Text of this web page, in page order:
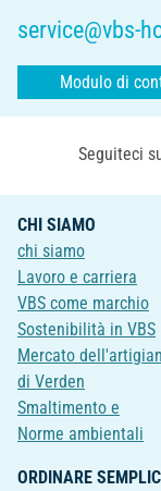
service@vbs-
Modulo di
Seguiteci
CHI SIAMO
chi siamo
Lavoro e carriera
VBS come marchio
Sostenibilità in VBS
Mercato
di Verden
Smaltimento e
Norme ambientali
ORDINARE